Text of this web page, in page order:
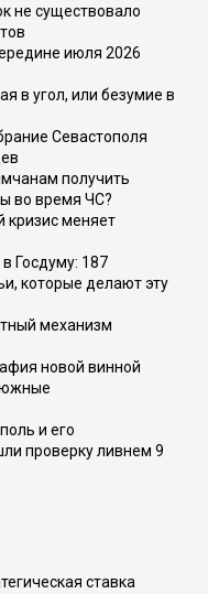
не существовало
июля 2026
в угол, или безумие в
Севастополя
получить
во время ЧС?
кризис меняет
Госдуму: 187
которые делают эту
механизм
новой винной
южные
и его
проверку ливнем 9
ставка